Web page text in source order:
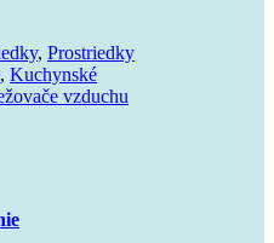
, Prostriedky
, Kuchynské
vzduchu